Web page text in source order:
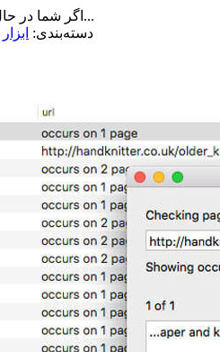
اگر شما در حال سئو و بهینه‌سازی بیش از یک...
دسته‌بندی: ابزار